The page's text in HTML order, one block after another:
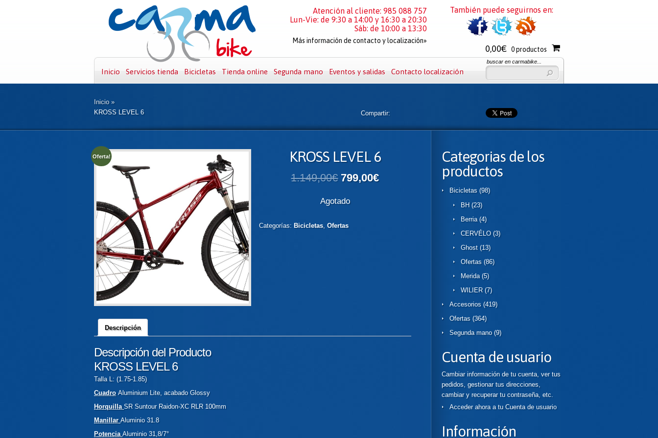
Inicio Servicios tienda Bicicletas Tienda online Segunda mano Eventos y salidas Contacto localización
buscar en carmabike...
Inicio »
KROSS LEVEL 6
Compartir:
Oferta! KROSS LEVEL 6
1.149,00€ 799,00€
Agotado
Categorías: Bicicletas, Ofertas
Descripción
Descripción del Producto
KROSS LEVEL 6
Talla L: (1.75-1.85)
Cuadro Aluminium Lite, acabado Glossy
Horquilla SR Suntour Raidon-XC RLR 100mm
Manillar Aluminio 31.8
Potencia Aluminio 31,8/7°
Categorias de los
productos
Bicicletas (98)
BH (23)
Berria (4)
CERVÉLO (3)
Ghost (13)
Ofertas (86)
Merida (5)
WILIER (7)
Accesorios (419)
Ofertas (364)
Segunda mano (9)
Cuenta de usuario
Cambiar información de tu cuenta, ver tus
pedidos, gestionar tus direcciones,
cambiar y recuperar tu contraseña, etc.
Acceder ahora a tu Cuenta de usuario
Información
Atención al cliente: 985 088 757
Lun-Vie: de 9:30 a 14:00 y 16:30 a 20:30
Sáb: de 10:00 a 13:30
Más información de contacto y localización»
También puede seguirnos en:
0,00€ 0 productos